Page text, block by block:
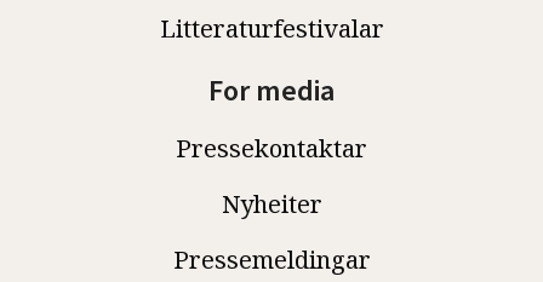
Litteraturfestivalar
For media
Pressekontaktar
Nyheiter
Pressemeldingar